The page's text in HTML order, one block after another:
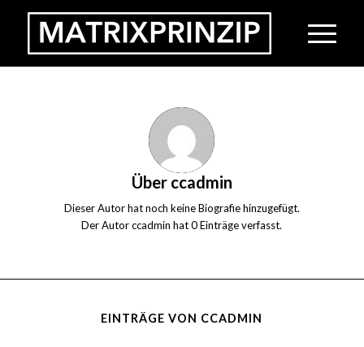
Über ccadmin
Dieser Autor hat noch keine Biografie hinzugefügt.
Der Autorccadmin hat 0 Einträge verfasst.
EINTRÄGE VON CCADMIN